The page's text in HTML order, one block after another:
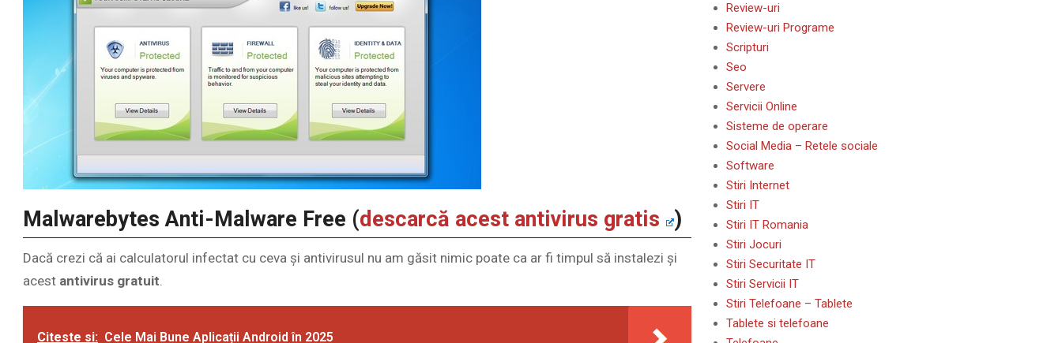
Malwarebytes Anti-Malware Free (descarcă acest antivirus gratis )
Dacă crezi că ai calculatorul infectat cu ceva și antivirusul nu am găsit nimic poate ca ar fi timpul să instalezi și
acest antivirus gratuit.
Citeste si: Cele Mai Bune Aplicații Android în 2025
Review-uri
Review-uri Programe
Scripturi
Seo
Servere
Servicii Online
Sisteme de operare
Social Media – Retele sociale
Software
Stiri Internet
Stiri IT
Stiri IT Romania
Stiri Jocuri
Stiri Securitate IT
Stiri Servicii IT
Stiri Telefoane – Tablete
Tablete si telefoane